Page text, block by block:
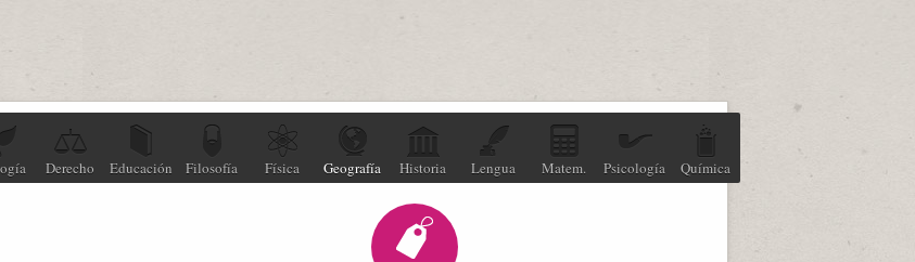
Derecho Educación Filosofía Física Geografía Historia Lengua Matem. Psicología Química